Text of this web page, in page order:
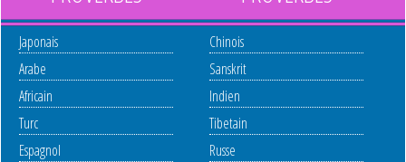
Japonais
Arabe
Africain
Turc
Espagnol
Chinois
Sanskrit
Indien
Tibetain
Russe